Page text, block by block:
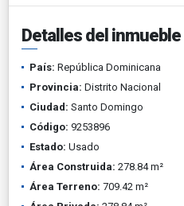
Detalles del inmueble
País: República Dominicana
Provincia: Distrito Nacional
Ciudad: Santo Domingo
Código: 9253896
Estado: Usado
Área Construida: 278.84 m²
Área Terreno: 709.42 m²